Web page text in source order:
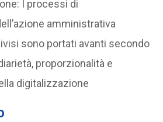
I processi di
amministrativa
sono portati avanti secondo
proporzionalità e
digitalizzazione